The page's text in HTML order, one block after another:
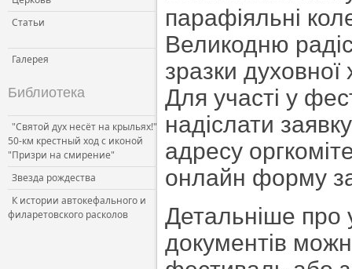
Статьи
Галерея
Библиотека
"Святой дух несёт на крыльях!"
50-км крестный ход с иконой
"Призри на смирение"
Звезда рождества
К истории автокефального и
филаретовского расколов
парафіяльні
Великодню
зразки духовної
Для участі у
надіслати
адресу
онлайн форму
Детальніше про
документів